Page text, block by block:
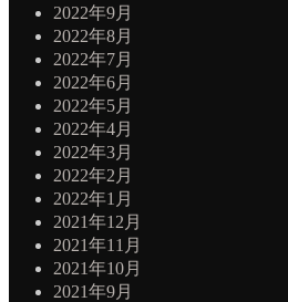
2022年9月
2022年8月
2022年7月
2022年6月
2022年5月
2022年4月
2022年3月
2022年2月
2022年1月
2021年12月
2021年11月
2021年10月
2021年9月